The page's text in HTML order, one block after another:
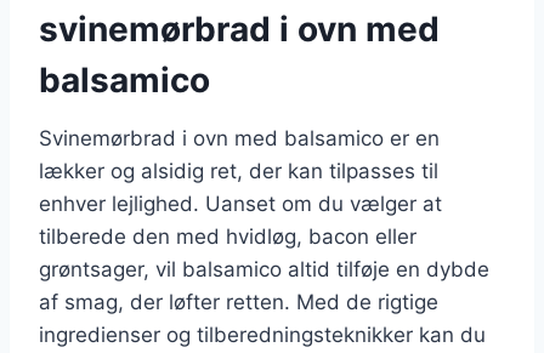
svinemørbrad i ovn med
balsamico
Svinemørbrad i ovn med balsamico er en
lækker og alsidig ret, der kan tilpasses til
enhver lejlighed. Uanset om du vælger at
tilberede den med hvidløg, bacon eller
grøntsager, vil balsamico altid tilføje en dybde
af smag, der løfter retten. Med de rigtige
ingredienser og tilberedningsteknikker kan du